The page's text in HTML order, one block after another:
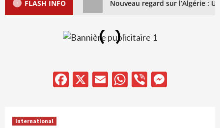
FLASH INFO Nouveau regard sur l’Algérie :
Facebook
X EmailWhatsApp
Viber
International